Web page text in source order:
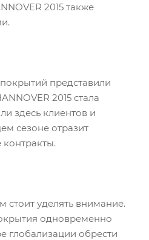
2015 также
представили
2015 стала
здесь клиентов и
сезоне отразит
уделять внимание.
одновременно
обрести